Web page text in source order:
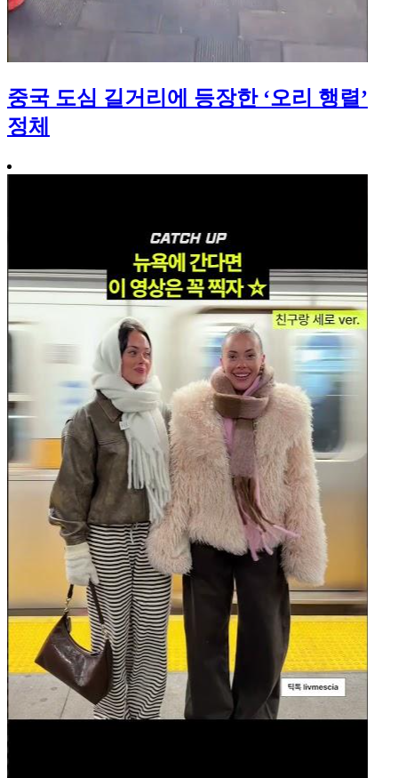
중국 도심 길거리에 등장한 ‘오리 행렬’
정체